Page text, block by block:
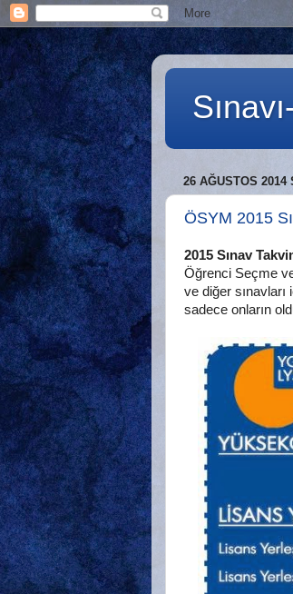
26 AĞUSTOS 2014
ÖSYM 2015
2015 Sınav
Öğrenci Seçme
ve diğer sınavları
sadece onların